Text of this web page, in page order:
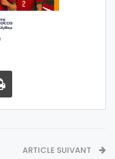
ARTICLE SUIVANT